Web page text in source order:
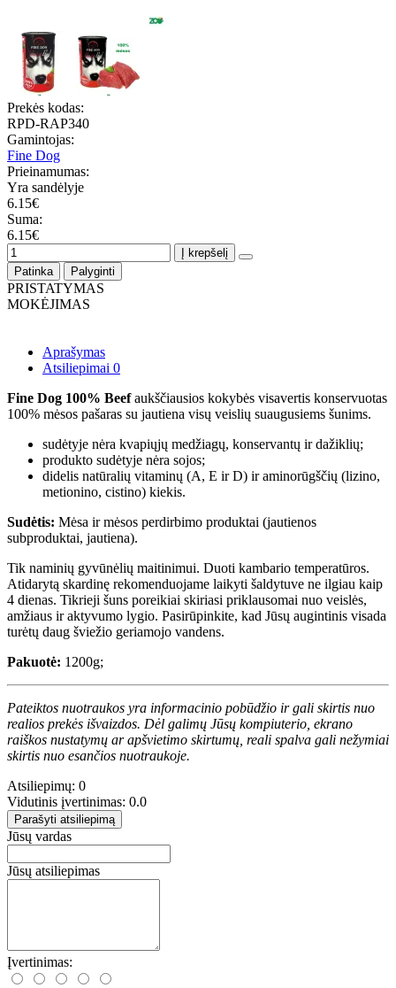
Prekės kodas:
RPD-RAP340
Gamintojas:
Fine Dog
Prieinamumas:
Yra sandėlyje
6.15€
Suma:
6.15€
Į krepšelį
Patinka
Palyginti
PRISTATYMAS
MOKĖJIMAS
Aprašymas
Atsiliepimai 0
Fine Dog 100% Beefaukščiausios kokybės visavertis konservuotas
100% mėsos pašaras su jautiena visų veislių suaugusiems šunims.
sudėtyje nėra kvapiųjų medžiagų, konservantų ir dažiklių;
produkto sudėtyje nėra sojos;
didelis natūralių vitaminų (A, E ir D) ir aminorūgščių (lizino,
metionino, cistino) kiekis.
Sudėtis: Mėsa ir mėsos perdirbimo produktai (jautienos
subproduktai, jautiena).
Tik naminių gyvūnėlių maitinimui. Duoti kambario temperatūros.
Atidarytą skardinę rekomenduojame laikyti šaldytuve ne ilgiau kaip
4 dienas. Tikrieji šuns poreikiai skiriasi priklausomai nuo veislės,
amžiaus ir aktyvumo lygio. Pasirūpinkite, kad Jūsų augintinis visada
turėtų daug šviežio geriamojo vandens.
Pakuotė: 1200g;
Pateiktos nuotraukos yra informacinio pobūdžio ir gali skirtis nuo
realios prekės išvaizdos. Dėl galimų Jūsų kompiuterio, ekrano
raiškos nustatymų ar apšvietimo skirtumų, reali spalva gali nežymiai
skirtis nuo esančios nuotraukoje.
Atsiliepimų: 0
Vidutinis įvertinimas: 0.0
Parašyti atsiliepimą
Jūsų vardas
Jūsų atsiliepimas
Įvertinimas: